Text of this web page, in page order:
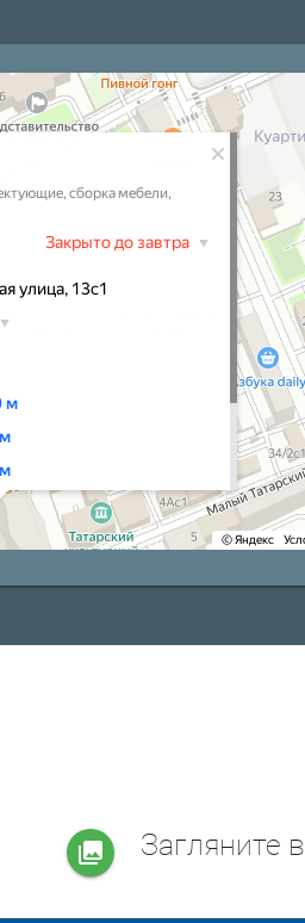
collections Загляните в